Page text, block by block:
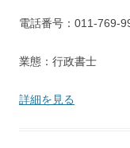
電話番号：011-769-
業態：行政書士
詳細を見る